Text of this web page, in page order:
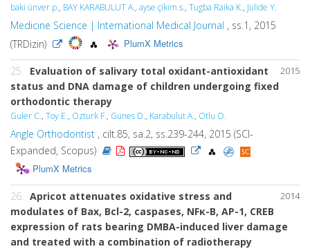
baki ünver p., BAY KARABULUT A., ayse çikim s., Tugba Raika K., Julide Y.
Medicine Science | International Medical Journal , ss.1, 2015
(TRDizin)
PlumX Metrics
2015
25.
Evaluation of salivary total oxidant-antioxidant
status and DNA damage of children undergoing fixed
orthodontic therapy
Guler C., Toy E., Ozturk F., Gunes D., Karabulut A., Otlu O.
Angle Orthodontist , cilt.85, sa.2, ss.239-244, 2015 (SCI-
Expanded, Scopus)
PlumX Metrics
2014
26.
Apricot attenuates oxidative stress and
modulates of Bax, Bcl-2, caspases, NFκ-B, AP-1, CREB
expression of rats bearing DMBA-induced liver damage
and treated with a combination of radiotherapy